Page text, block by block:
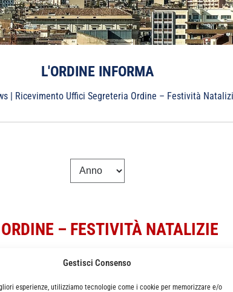
Gestisci Consenso
esperienze, utilizziamo tecnologie come i cookie per memorizzare e/o
L'ORDINE INFORMA
| Ricevimento Uffici Segreteria Ordine – Festività
– FESTIVITÀ NATALIZIE
Natalizie, rimarranno chiusi nelle giornate del29